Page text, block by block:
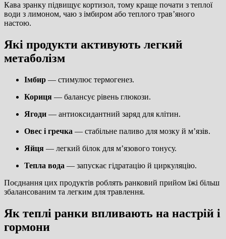
Кава зранку підвищує кортизол, тому краще почати з теплої
води з лимоном, чаю з імбиром або теплого трав’яного
настою.
Які продукти активують легкий
метаболізм
Імбир — стимулює термогенез.
Кориця — балансує рівень глюкози.
Ягоди — антиоксидантний заряд для клітин.
Овес і гречка — стабільне паливо для мозку й м’язів.
Яйця — легкий білок для м’язового тонусу.
Тепла вода — запускає гідратацію й циркуляцію.
Поєднання цих продуктів роблять ранковий прийом їжі більш
збалансованим та легким для травлення.
Як теплі ранки впливають на настрій і
гормони